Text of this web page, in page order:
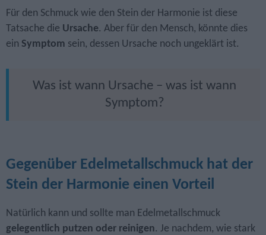
Für den Schmuck wie den Stein der Harmonie ist diese
Tatsache die Ursache. Aber für den Mensch, könnte dies
ein Symptom sein, dessen Ursache noch ungeklärt ist.
Was ist wann Ursache – was ist wann
Symptom?
Gegenüber Edel­metall­schmuck hat der
Stein der Harmonie einen Vorteil
Natürlich kann und sollte man Edel­metall­schmuck
gelegentlich putzen oder reinigen. Je nachdem, wie stark